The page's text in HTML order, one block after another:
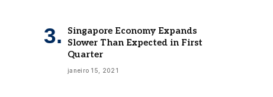
Singapore Economy Expands
Slower Than Expected in First
Quarter
janeiro 15, 2021